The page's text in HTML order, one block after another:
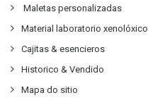
Maletas personalizadas
Material laboratorio xenolóxico
Cajitas & esencieros
Historico & Vendido
Mapa do sitio